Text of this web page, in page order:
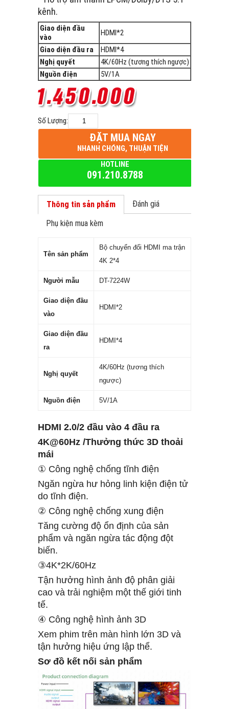
kênh.
Giao diện đầu
vào
HDMI*2
Giao diện đầu ra
HDMI*4
Nghị quyết
4K/60Hz (tương thích ngược)
Nguồn điện
5V/1A
Số Lượng:
ĐẶT MUA NGAY
NHANH CHÓNG, THUẬN TIỆN
HOTLINE
091.210.8788
Thông tin sản phẩm
Đánh giá
Phụ kiện mua kèm
Tên sản phẩm
Bộ chuyển đổi HDMI ma trận
4K 2*4
Người mẫu DT-7224W
Giao diện đầu
vào
HDMI*2
Giao diện đầu
ra
HDMI*4
Nghị quyết
4K/60Hz (tương thích
ngược)
Nguồn điện 5V/1A
HDMI 2.0/2 đầu vào 4 đầu ra
4K@60Hz /Thưởng thức 3D thoải
mái
① Công nghệ chống tĩnh điện
Ngăn ngừa hư hỏng linh kiện điện tử
do tĩnh điện.
② Công nghệ chống xung điện
Tăng cường độ ổn định của sản
phẩm và ngăn ngừa tác động đột
biến.
③4K*2K/60Hz
Tận hưởng hình ảnh độ phân giải
cao và trải nghiệm một thế giới tinh
tế.
④ Công nghệ hình ảnh 3D
Xem phim trên màn hình lớn 3D và
tận hưởng hiệu ứng lập thể.
Sơ đồ kết nối sản phẩm